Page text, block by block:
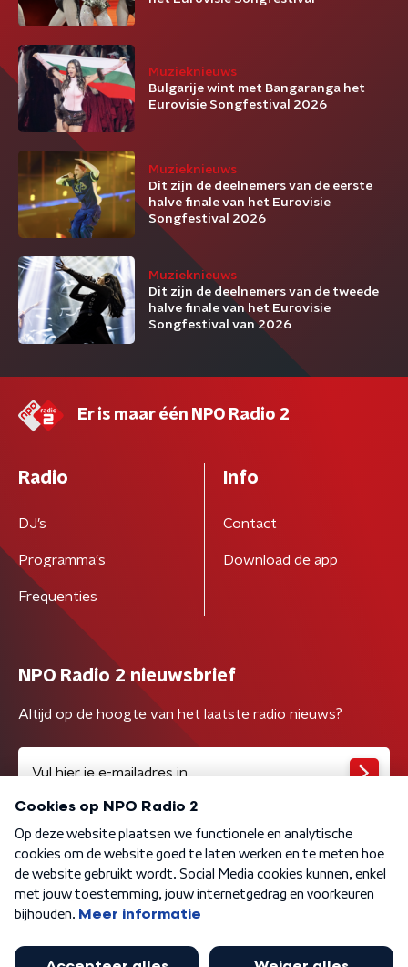
Muzieknieuws
Bulgarije wint met Bangaranga het
Eurovisie Songfestival 2026
Muzieknieuws
Dit zijn de deelnemers van de eerste
halve finale van het Eurovisie
Songfestival 2026
Muzieknieuws
Dit zijn de deelnemers van de tweede
halve finale van het Eurovisie
Songfestival van 2026
Er is maar één NPO Radio 2
Radio
DJ’s
Programma's
Frequenties
Info
Contact
Download de app
NPO Radio 2 nieuwsbrief
Altijd op de hoogte van het laatste radio nieuws?
Algemene voorwaarden